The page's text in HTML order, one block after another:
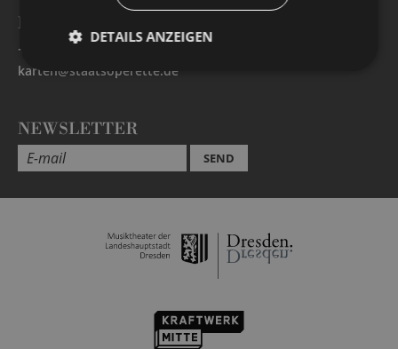
BESUCHERSERVICE
+49 351 32042 222
karten@staatsoperette.de
NEWSLETTER
SEND
DETAILS ANZEIGEN